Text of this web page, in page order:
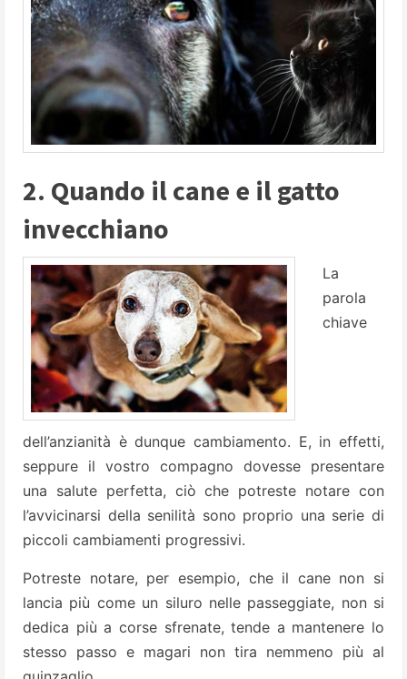
2. Quando il cane e il gatto
invecchiano
La
parola
chiave
dell’anzianità è dunque cambiamento. E, in effetti,
seppure il vostro compagno dovesse presentare
una salute perfetta, ciò che potreste notare con
l’avvicinarsi della senilità sono proprio una serie di
piccoli cambiamenti progressivi.
Potreste notare, per esempio, che il cane non si
lancia più come un siluro nelle passeggiate, non si
dedica più a corse sfrenate, tende a mantenere lo
stesso passo e magari non tira nemmeno più al